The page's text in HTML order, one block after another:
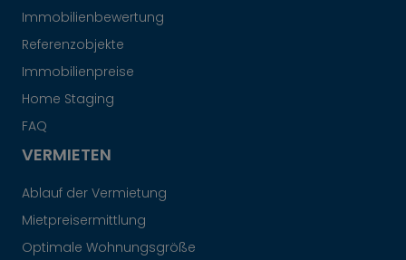
Immobilienbewertung
Referenzobjekte
Immobilienpreise
Home Staging
FAQ
VERMIETEN
Ablauf der Vermietung
Mietpreisermittlung
Optimale Wohnungsgröße